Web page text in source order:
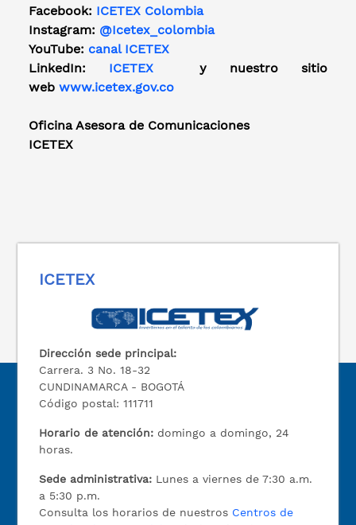
Facebook: ICETEX Colombia
Instagram: @Icetex_colombia
YouTube: canal ICETEX
LinkedIn: ICETEX y nuestro sitio
web www.icetex.gov.co
Oficina Asesora de Comunicaciones
ICETEX
ICETEX
Dirección sede principal:
Carrera. 3 No. 18-32
CUNDINAMARCA - BOGOTÁ
Código postal: 111711
Horario de atención: domingo a domingo, 24
horas.
Sede administrativa: Lunes a viernes de 7:30 a.m.
a 5:30 p.m.
Consulta los horarios de nuestros Centros de